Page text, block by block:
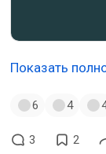
Показать
6 4
3 2